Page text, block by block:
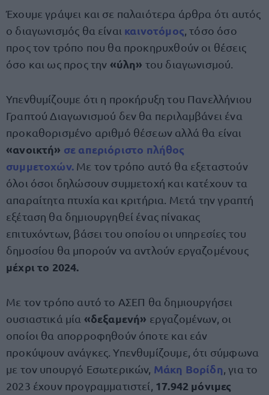
Έχουμε γράψει και σε παλαιότερα άρθρα ότι αυτός
ο διαγωνισμός θα είναι καινοτόμος , τόσο όσο
προς τον τρόπο που θα προκηρυχθούν οι θέσεις
όσο και ως προς την «ύλη» του διαγωνισμού.
Υπενθυμίζουμε ότι η προκήρυξη του Πανελλήνιου
Γραπτού Διαγωνισμού δεν θα περιλαμβάνει ένα
προκαθορισμένο αριθμό θέσεων αλλά θα είναι
«ανοικτή» σε απεριόριστο πλήθος
συμμετοχών. Με τον τρόπο αυτό θα εξεταστούν
όλοι όσοι δηλώσουν συμμετοχή και κατέχουν τα
απαραίτητα πτυχία και κριτήρια. Μετά την γραπτή
εξέταση θα δημιουργηθεί ένας πίνακας
επιτυχόντων, βάσει του οποίου οι υπηρεσίες του
δημοσίου θα μπορούν να αντλούν εργαζομένους
μέχρι το 2024.
Με τον τρόπο αυτό το ΑΣΕΠ θα δημιουργήσει
ουσιαστικά μία «δεξαμενή» εργαζομένων, οι
οποίοι θα απορροφηθούν όποτε και εάν
προκύψουν ανάγκες. Υπενθυμίζουμε, ότι σύμφωνα
με τον υπουργό Εσωτερικών, Μάκη Βορίδη , για το
2023 έχουν προγραμματιστεί, 17.942 μόνιμες